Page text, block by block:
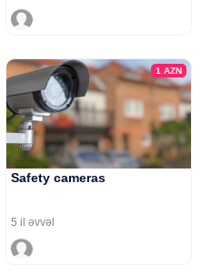
1 AZN
Safety cameras
5 il əvvəl